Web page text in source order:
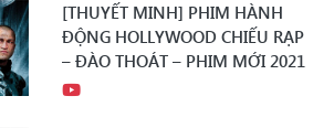
[THUYẾT MINH] PHIM HÀNH
ĐỘNG HOLLYWOOD CHIẾU RẠP
– ĐÀO THOÁT – PHIM MỚI 2021